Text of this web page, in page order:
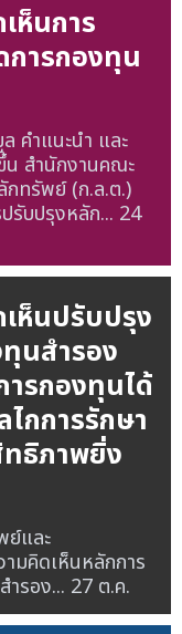
ห็นการ
ารกองทุน
คำแนะนำ และ
น สำนักงานคณะ
กทรัพย์ (ก.ล.ต.)
รับปรุงหลัก... 24
ห็นปรับปรุง
นสำรอง
ารกองทุนได้
กการรักษา
ธิภาพยิ่ง
ย์และ
มคิดเห็นหลักการ
รอง... 27 ต.ค.